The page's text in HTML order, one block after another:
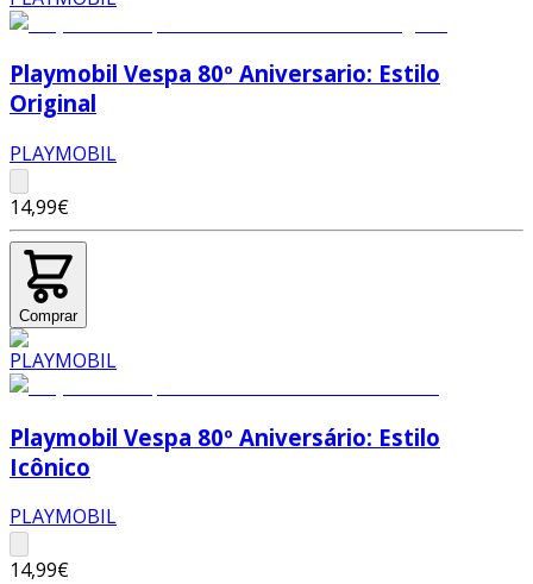
Playmobil Vespa 80º Aniversario: Estilo
Original
PLAYMOBIL
14,99€
Comprar
Playmobil Vespa 80º Aniversário: Estilo
Icônico
PLAYMOBIL
14,99€